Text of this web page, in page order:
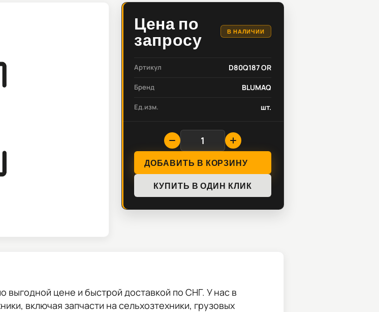
Цена по
запросу
В НАЛИЧИИ
Артикул D80Q187 OR
Бренд BLUMAQ
Ед.изм. шт.
ДОБАВИТЬ В КОРЗИНУ
КУПИТЬ В ОДИН КЛИК
выгодной цене и быстрой доставкой по СНГ. У нас в
включая запчасти на сельхозтехники, грузовых